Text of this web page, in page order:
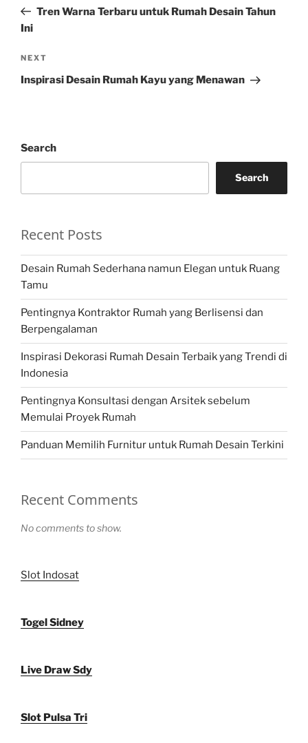
PostTren Warna Terbaru untuk Rumah Desain Tahun
Ini
Next
Post
NEXT
Inspirasi Desain Rumah Kayu yang Menawan
Search
Search
Recent Posts
Desain Rumah Sederhana namun Elegan untuk Ruang
Tamu
Pentingnya Kontraktor Rumah yang Berlisensi dan
Berpengalaman
Inspirasi Dekorasi Rumah Desain Terbaik yang Trendi di
Indonesia
Pentingnya Konsultasi dengan Arsitek sebelum
Memulai Proyek Rumah
Panduan Memilih Furnitur untuk Rumah Desain Terkini
Recent Comments
No comments to show.
Slot Indosat
Togel Sidney
Live Draw Sdy
Slot Pulsa Tri